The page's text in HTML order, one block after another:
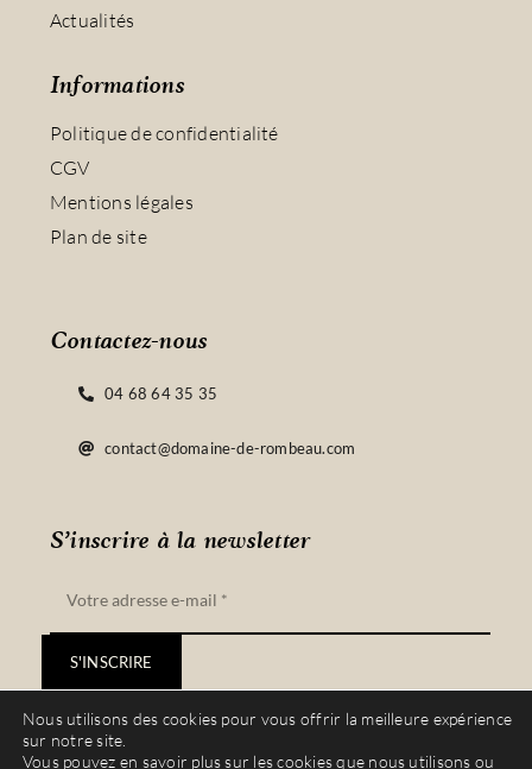
Actualités
Informations
Politique de confidentialité
CGV
Mentions légales
Plan de site
S’inscrire à la newsletter
S'INSCRIRE
Contactez-nous
04 68 64 35 35
contact@domaine-de-rombeau.com
Nous utilisons des cookies pour vous offrir la meilleure expérience
sur notre site.
Vous pouvez en savoir plus sur les cookies que nous utilisons ou